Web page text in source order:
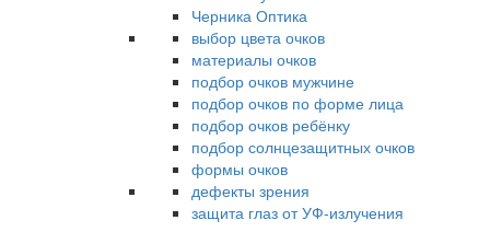
Черника Оптика
выбор цвета очков
материалы очков
подбор очков мужчине
подбор очков по форме лица
подбор очков ребёнку
подбор солнцезащитных очков
формы очков
дефекты зрения
защита глаз от УФ-излучения